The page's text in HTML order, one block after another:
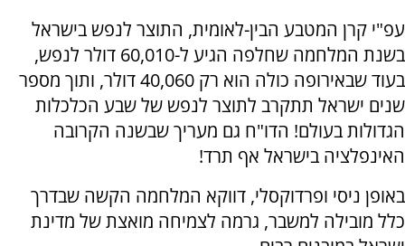
עפ"י קרן המטבע הבין-לאומית, התוצר לנפש בישראל
בשנת המלחמה שחלפה הגיע ל-60,010 דולר לנפש,
בעוד שבאירופה כולה הוא רק 40,060 דולר, ותוך מספר
שנים ישראל תתקרב לתוצר לנפש של שבע הכלכלות
הגדולות בעולם! הדו"ח גם מעריך שבשנה הקרובה
האינפלציה בישראל אף תרד!
באופן ניסי ופרדוקסלי, דווקא המלחמה הקשה שבדרך
כלל מובילה למשבר, גרמה לצמיחה מואצת של מדינת